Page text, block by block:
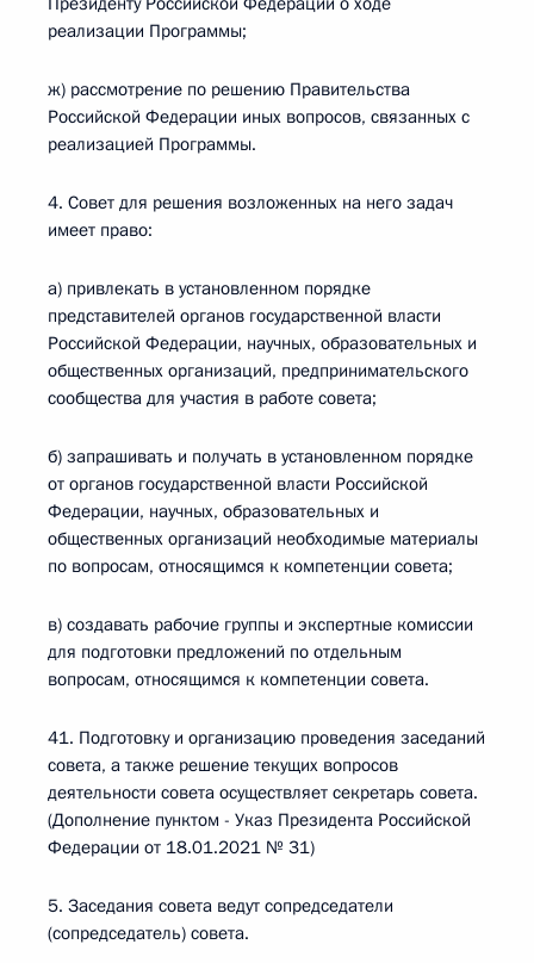
реализации Программы;
ж) рассмотрение по решению Правительства
Российской Федерации иных вопросов, связанных с
реализацией Программы.
4. Совет для решения возложенных на него задач
имеет право:
а) привлекать в установленном порядке
представителей органов государственной власти
Российской Федерации, научных, образовательных и
общественных организаций, предпринимательского
сообщества для участия в работе совета;
б) запрашивать и получать в установленном порядке
от органов государственной власти Российской
Федерации, научных, образовательных и
общественных организаций необходимые материалы
по вопросам, относящимся к компетенции совета;
в) создавать рабочие группы и экспертные комиссии
для подготовки предложений по отдельным
вопросам, относящимся к компетенции совета.
41. Подготовку и организацию проведения заседаний
совета, а также решение текущих вопросов
деятельности совета осуществляет секретарь совета.
(Дополнение пунктом - Указ Президента Российской
Федерации от 18.01.2021 № 31)
5. Заседания совета ведут сопредседатели
(сопредседатель) совета.